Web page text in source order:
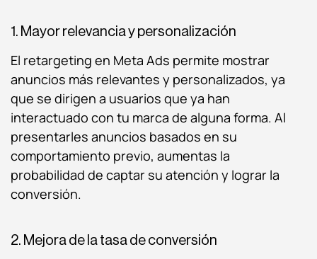
1. Mayor relevancia y personalización
El retargeting en Meta Ads permite mostrar
anuncios más relevantes y personalizados, ya
que se dirigen a usuarios que ya han
interactuado con tu marca de alguna forma. Al
presentarles anuncios basados en su
comportamiento previo, aumentas la
probabilidad de captar su atención y lograr la
conversión.
2. Mejora de la tasa de conversión